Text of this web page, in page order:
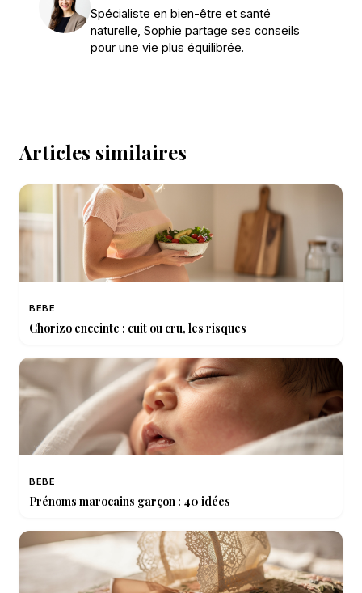
Spécialiste en bien-être et santé
naturelle, Sophie partage ses conseils
pour une vie plus équilibrée.
Articles similaires
BEBE
Chorizo enceinte : cuit ou cru, les risques
BEBE
Prénoms marocains garçon : 40 idées